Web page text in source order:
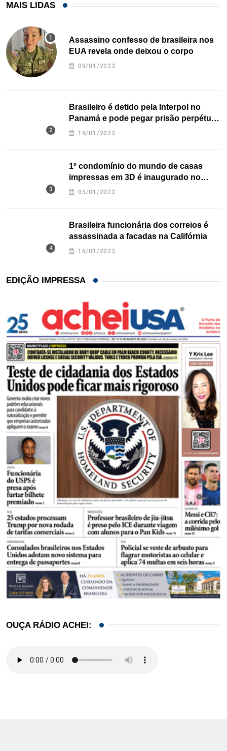
MAIS LIDAS
Assassino confesso de brasileira nos
EUA revela onde deixou o corpo
09/01/2023
Brasileiro é detido pela Interpol no
Panamá e pode pegar prisão perpétua
nos EUA
19/01/2023
1º condomínio do mundo de casas
impressas em 3D é inaugurado no
Texas
05/01/2023
Brasileira funcionária dos correios é
assassinada a facadas na Califórnia
16/01/2023
EDIÇÃO IMPRESSA
OUÇA RÁDIO ACHEI: